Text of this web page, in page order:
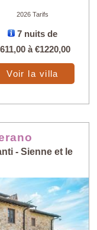
2026 Tarifs
7 nuits de
à€1220,00
Voir la villa
- Sienne et le